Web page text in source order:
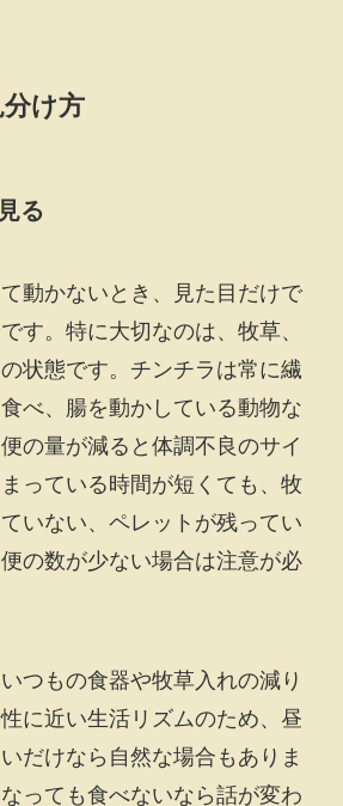
け方
る
動かないとき、見た目だけで
す。特に大切なのは、牧草、
状態です。チンチラは常に繊
べ、腸を動かしている動物な
の量が減ると体調不良のサイ
っている時間が短くても、牧
いない、ペレットが残ってい
の数が少ない場合は注意が必
つもの食器や牧草入れの減り
に近い生活リズムのため、昼
だけなら自然な場合もありま
っても食べないなら話が変わ